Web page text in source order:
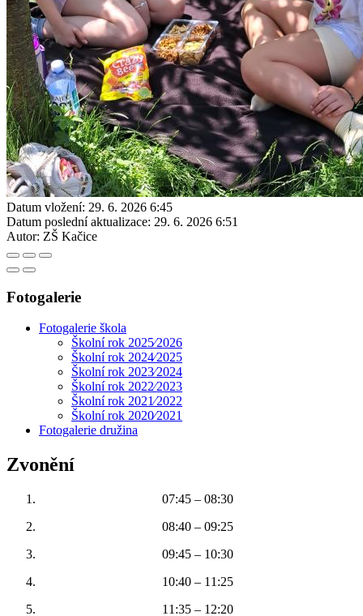
Datum vložení: 29. 6. 2026 6:45
Datum poslední aktualizace: 29. 6. 2026 6:51
Autor: ZŠ Kačice
Fotogalerie
Fotogalerie škola
Školní rok 2025⁄2026
Školní rok 2024⁄2025
Školní rok 2023⁄2024
Školní rok 2022⁄2023
Školní rok 2021⁄2022
Školní rok 2020⁄2021
Fotogalerie družina
Zvonění
07:45 – 08:30
08:40 – 09:25
09:45 – 10:30
10:40 – 11:25
11:35 – 12:20